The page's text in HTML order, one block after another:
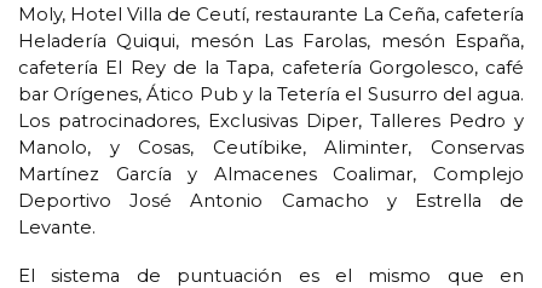
Moly, Hotel Villa de Ceutí, restaurante La Ceña, cafetería
Heladería Quiqui, mesón Las Farolas, mesón España,
cafetería El Rey de la Tapa, cafetería Gorgolesco, café
bar Orígenes, Ático Pub y la Tetería el Susurro del agua.
Los patrocinadores, Exclusivas Diper, Talleres Pedro y
Manolo, y Cosas, Ceutíbike, Aliminter, Conservas
Martínez García y Almacenes Coalimar, Complejo
Deportivo José Antonio Camacho y Estrella de
Levante.
El sistema de puntuación es el mismo que en